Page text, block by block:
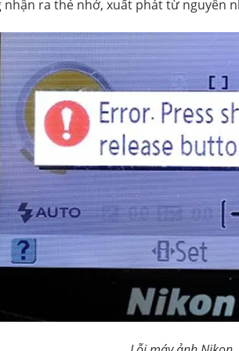
nhận ra thẻ nhớ, xuất phát từ nguyên